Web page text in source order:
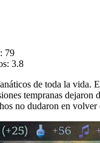
79
3.8
de toda la vida.
tempranas
no dudaron en